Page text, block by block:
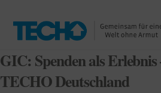
content
GIC: Spenden als
TECHO Deutschland